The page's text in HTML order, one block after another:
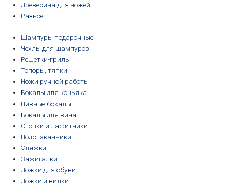
Древесина для ножей
Разное
Шампуры подарочные
Чехлы для шампуров
Решетки-гриль
Топоры, тяпки
Ножи ручной работы
Бокалы для коньяка
Пивные бокалы
Бокалы для вина
Стопки и лафитники
Подстаканники
Фляжки
Зажигалки
Ложки для обуви
Ложки и вилки